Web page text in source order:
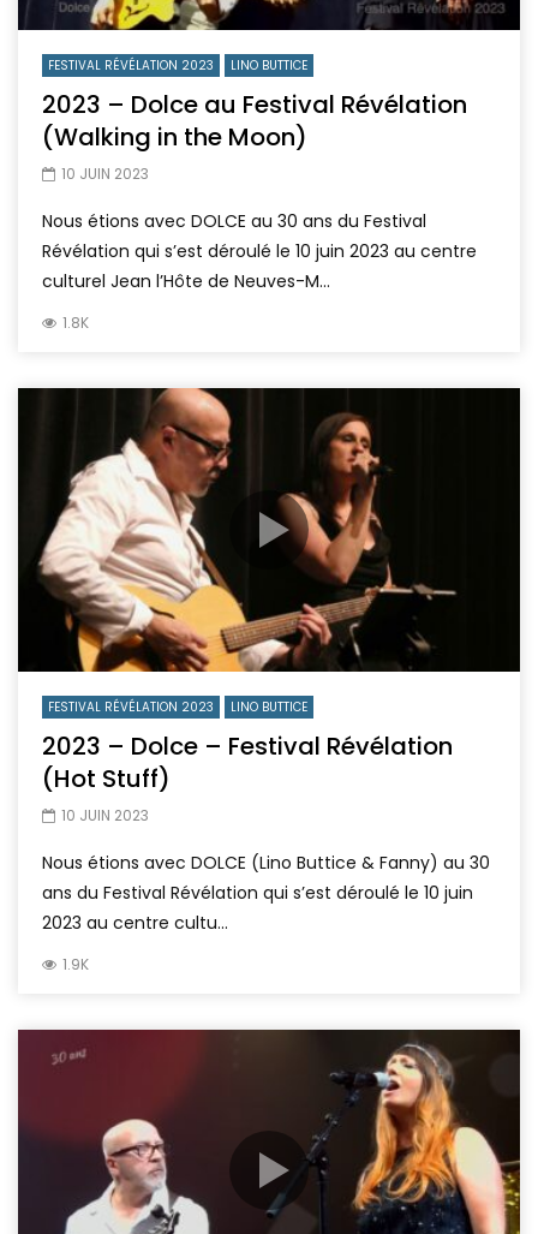
FESTIVAL RÉVÉLATION 2023 LINO BUTTICE
2023 – Dolce au Festival Révélation
(Walking in the Moon)
10 JUIN 2023
Nous étions avec DOLCE au 30 ans du Festival
Révélation qui s’est déroulé le 10 juin 2023 au centre
culturel Jean l’Hôte de Neuves-M...
1.8K
FESTIVAL RÉVÉLATION 2023 LINO BUTTICE
2023 – Dolce – Festival Révélation
(Hot Stuff)
10 JUIN 2023
Nous étions avec DOLCE (Lino Buttice & Fanny) au 30
ans du Festival Révélation qui s’est déroulé le 10 juin
2023 au centre cultu...
1.9K